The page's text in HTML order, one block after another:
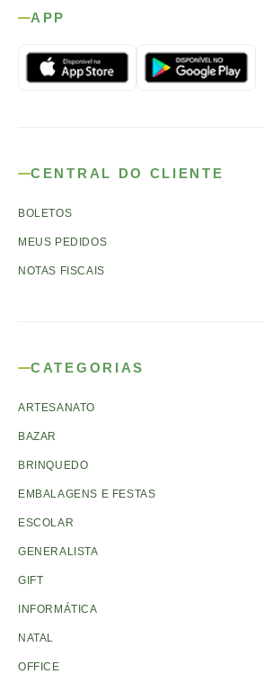
APP
CENTRAL DO CLIENTE
BOLETOS
MEUS PEDIDOS
NOTAS FISCAIS
CATEGORIAS
ARTESANATO
BAZAR
BRINQUEDO
EMBALAGENS E FESTAS
ESCOLAR
GENERALISTA
GIFT
INFORMÁTICA
NATAL
OFFICE